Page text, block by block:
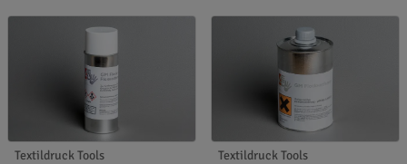
Textildruck Tools Textildruck Tools